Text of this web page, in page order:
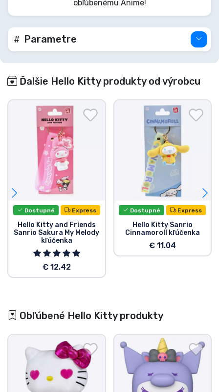
rozkošný prívesok a vezmite Pompompurinov
veselý duch všade so sebou!
obľúbenému Anime!
Parametre
Ďalšie Hello Kitty produkty od výrobcu
Dostupné Express
Hello Kitty and Friends
Sanrio Sakura My Melody
kľúčenka
€ 12.42
Dostupné Express
Hello Kitty Sanrio
Cinnamoroll kľúčenka
€ 11.04
Obľúbené Hello Kitty produkty